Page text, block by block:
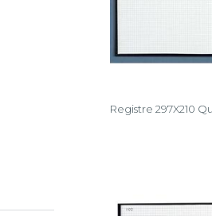
Registre 297X210